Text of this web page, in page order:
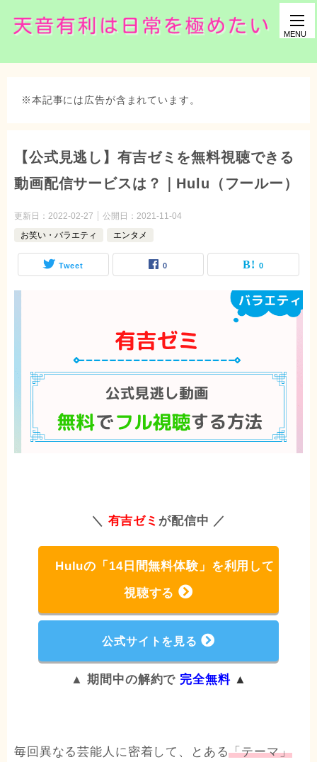
※本記事には広告が含まれています。
【公式見逃し】有吉ゼミを無料視聴できる
動画配信サービスは？｜Hulu（フールー）
更新日： 2022-02-27 公開日： 2021-11-04
お笑い・バラエティ
エンタメ
Tweet 0 0
＼ 有吉ゼミ が配信中 ／
Huluの「14日間無料体験」を利用して
視聴する
公式サイトを見る
▲ 期間中の解約で 完全無料▲
毎回異なる芸能人に密着して、とある「テーマ」